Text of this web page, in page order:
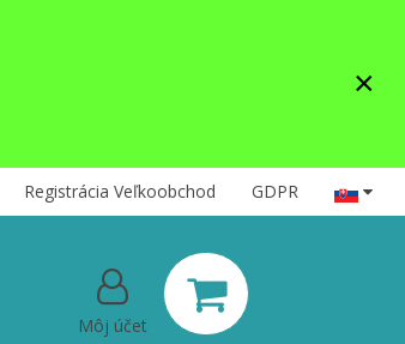
×
Registrácia Veľkoobchod GDPR
Môj účet